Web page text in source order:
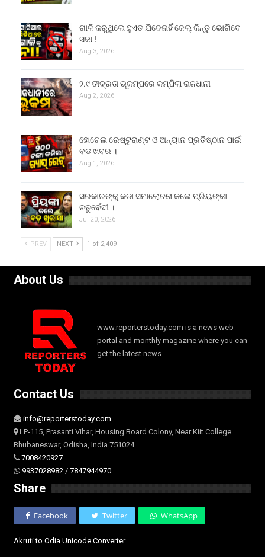
ଗାଳି କରୁଥିଲେ ହୁଏତ ଯିବେନାହିଁ ଜେଲ୍ କିନ୍ତୁ ଭୋଗିବେ
ସଜା !
Aug 3, 2026
୨.୯ ତୀବ୍ରତା ଭୂକମ୍ପରେ କମ୍ପିଲା ରାଜଧାନୀ
Aug 2, 2026
ହୋଟେଲ ରେଷ୍ଟୁରାଣ୍ଟ ଓ ଅନ୍ୟାନ ପ୍ରତିଷ୍ଠାନ ପାଇଁ
ବଡ ଖବର ।
Aug 1, 2026
ସରକାରଙ୍କୁ କଡା ସମାଲୋଚନା କଲେ ପ୍ରିୟଙ୍କା
ଚତୁର୍ବେଦୀ ।
Jul 20, 2026
PREV NEXT 1 of 2,409
About Us
www.reporterstoday.com is a news web
portal and monthly magazine where you can
get the latest news.
Contact Us
info@reporterstoday.com
LP-115, Prasanti Vihar, Housing Board Colony, Near Kiit College
Bhubaneswar, Odisha, India 751024
7008420927
9937028982 / 7847944970
Share
Facebook Twitter WhatsApp
Akruti to Odia Unicode Converter